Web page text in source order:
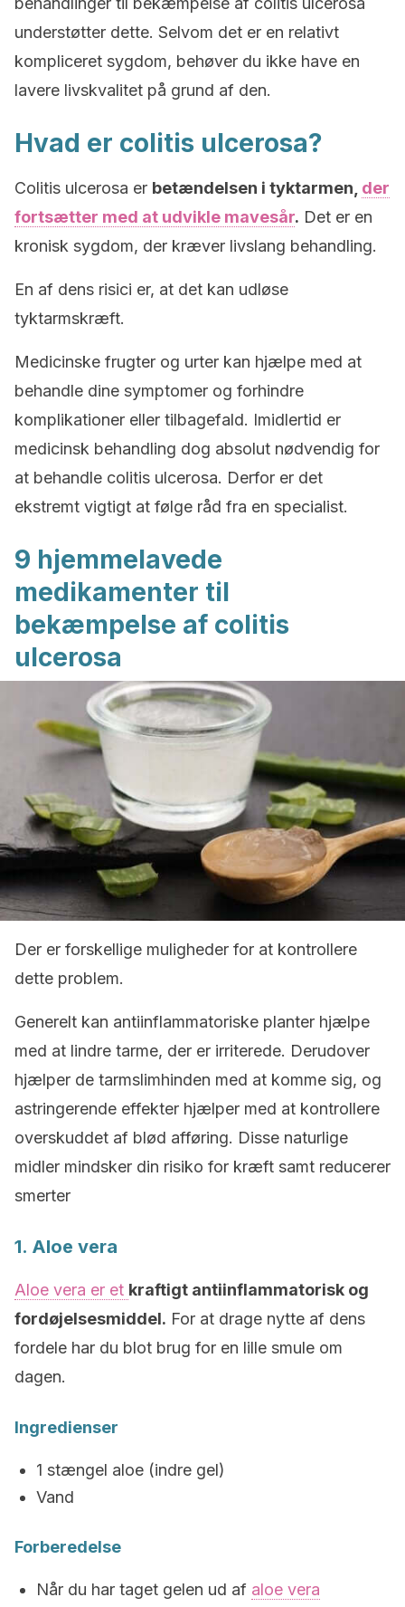
understøtter dette. Selvom det er en relativt
kompliceret sygdom, behøver du ikke have en
lavere livskvalitet på grund af den.
Hvad er colitis ulcerosa?
Colitis ulcerosa er betændelsen i tyktarmen, der
fortsætter med at udvikle mavesår. Det er en
kronisk sygdom, der kræver livslang behandling.
En af dens risici er, at det kan udløse
tyktarmskræft.
Medicinske frugter og urter kan hjælpe med at
behandle dine symptomer og forhindre
komplikationer eller tilbagefald. Imidlertid er
medicinsk behandling dog absolut nødvendig for
at behandle colitis ulcerosa. Derfor er det
ekstremt vigtigt at følge råd fra en specialist.
9 hjemmelavede
medikamenter til
bekæmpelse af colitis
ulcerosa
Der er forskellige muligheder for at kontrollere
dette problem.
Generelt kan antiinflammatoriske planter hjælpe
med at lindre tarme, der er irriterede. Derudover
hjælper de tarmslimhinden med at komme sig, og
astringerende effekter hjælper med at kontrollere
overskuddet af blød afføring. Disse naturlige
midler mindsker din risiko for kræft samt reducerer
smerter
1. Aloe vera
Aloe vera er et kraftigt antiinflammatorisk og
fordøjelsesmiddel. For at drage nytte af dens
fordele har du blot brug for en lille smule om
dagen.
Ingredienser
1 stængel aloe (indre gel)
Vand
Forberedelse
Når du har taget gelen ud af aloe vera